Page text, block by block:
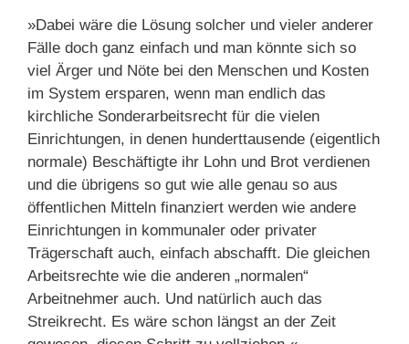
»Dabei wäre die Lösung solcher und vieler anderer
Fälle doch ganz einfach und man könnte sich so
viel Ärger und Nöte bei den Menschen und Kosten
im System ersparen, wenn man endlich das
kirchliche Sonderarbeitsrecht für die vielen
Einrichtungen, in denen hunderttausende (eigentlich
normale) Beschäftigte ihr Lohn und Brot verdienen
und die übrigens so gut wie alle genau so aus
öffentlichen Mitteln finanziert werden wie andere
Einrichtungen in kommunaler oder privater
Trägerschaft auch, einfach abschafft. Die gleichen
Arbeitsrechte wie die anderen „normalen“
Arbeitnehmer auch. Und natürlich auch das
Streikrecht. Es wäre schon längst an der Zeit